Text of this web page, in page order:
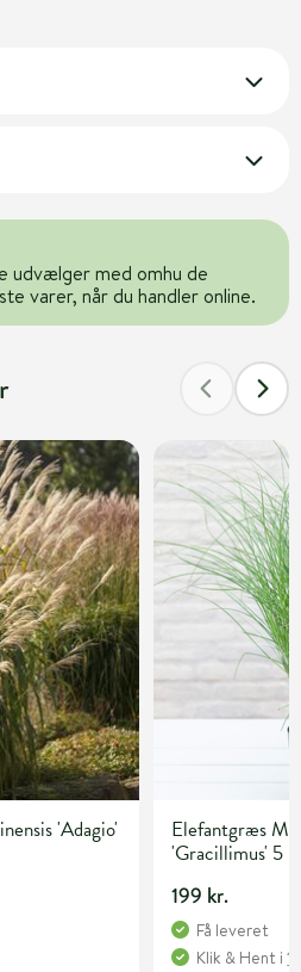
udvælger med omhu de
varer, når du handler online.
'Adagio'
Elefantgræs
'Gracillimus' 5
199 kr.
Få leveret
Klik & Hent i